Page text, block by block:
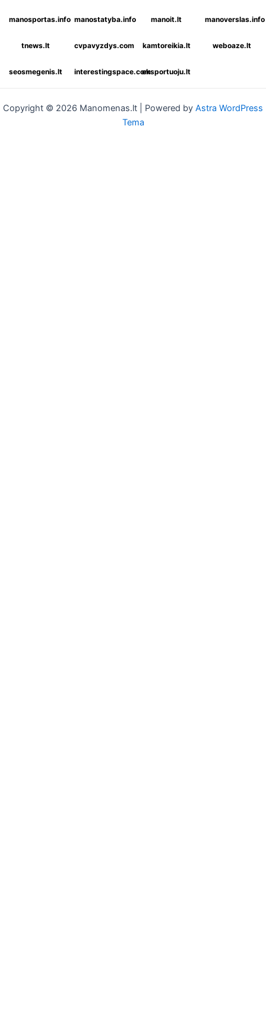
manosportas.info manostatyba.info manoit.lt manoverslas.info
tnews.lt cvpavyzdys.com kamtoreikia.lt weboaze.lt
seosmegenis.lt interestingspace.comeksportuoju.lt
Copyright © 2026 Manomenas.lt | Powered by Astra WordPress
Tema